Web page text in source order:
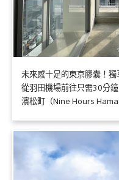
未來感十足的東京膠囊！
從羽田機場前往只需30分
濱松町（Nine Hours